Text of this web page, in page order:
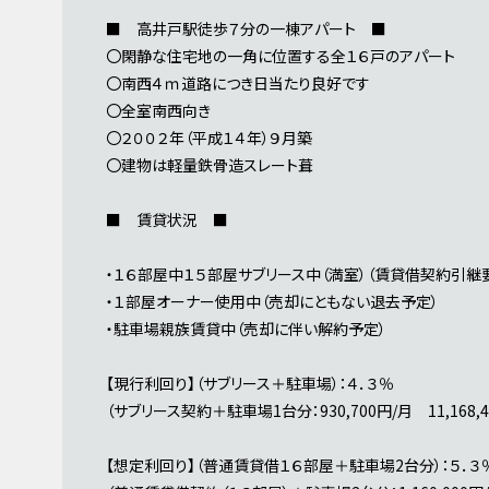
■ 高井戸駅徒歩７分の一棟アパート ■
〇閑静な住宅地の一角に位置する全１６戸のアパート
〇南西４ｍ道路につき日当たり良好です
〇全室南西向き
〇２００２年（平成１４年）９月築
〇建物は軽量鉄骨造スレート葺
■ 賃貸状況 ■
・１６部屋中１５部屋サブリース中（満室）（賃貸借契約引継
・１部屋オーナー使用中（売却にともない退去予定）
・駐車場親族賃貸中（売却に伴い解約予定）
【現行利回り】（サブリース＋駐車場）：４．３％
（サブリース契約＋駐車場1台分：930,700円/月
【想定利回り】（普通賃貸借１６部屋＋駐車場2台分）：５．３